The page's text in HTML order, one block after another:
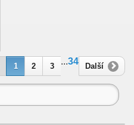
1 2 3
...34
Další